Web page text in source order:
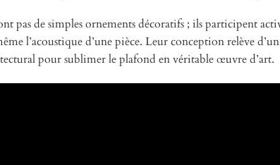
pas de simples ornements décoratifs ; ils participent
l’acoustique d’une pièce. Leur conception relève
pour sublimer le plafond en véritable œuvre d’art.